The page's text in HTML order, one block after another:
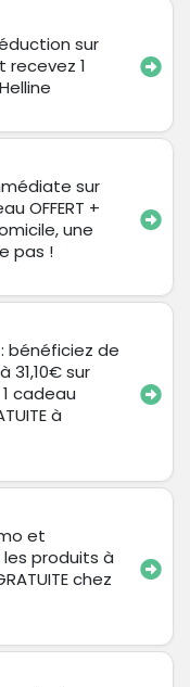
sur
recevez 1
sur
OFFERT +
une
pas !
bénéficiez de
31,10€ sur
cadeau
à
et
produits à
chez